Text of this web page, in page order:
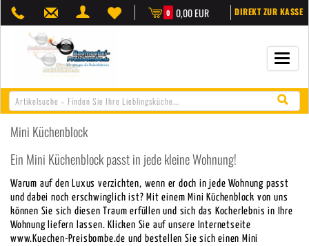
0,00 EUR
0 DIREKT ZUR KASSE
Mini Küchenblock
Ein Mini Küchenblock passt in jede kleine Wohnung!
Warum auf den Luxus verzichten, wenn er doch in jede Wohnung passt
und dabei noch erschwinglich ist? Mit einem Mini Küchenblock von uns
können Sie sich diesen Traum erfüllen und sich das Kocherlebnis in Ihre
Wohnung liefern lassen. Klicken Sie auf unsere Internetseite
www.Kuechen-Preisbombe.de und bestellen Sie sich einen Mini